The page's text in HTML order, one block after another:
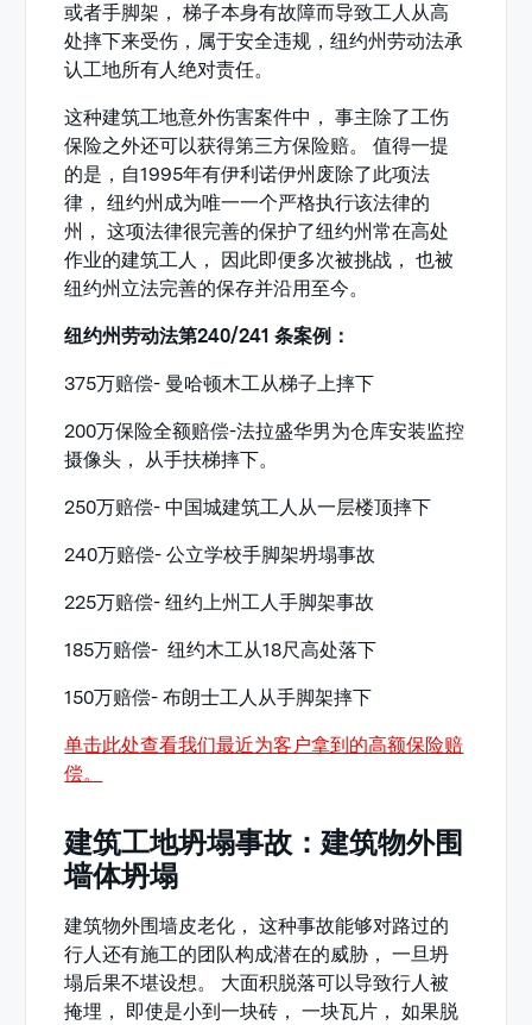
或者手脚架， 梯子本身有故障而导致工人从高
处摔下来受伤，属于安全违规，纽约州劳动法承
认工地所有人绝对责任。
这种建筑工地意外伤害案件中， 事主除了工伤
保险之外还可以获得第三方保险赔。 值得一提
的是，自1995年有伊利诺伊州废除了此项法
律， 纽约州成为唯一一个严格执行该法律的
州， 这项法律很完善的保护了纽约州常在高处
作业的建筑工人， 因此即便多次被挑战， 也被
纽约州立法完善的保存并沿用至今。
纽约州劳动法第240/241 条案例：
375万赔偿- 曼哈顿木工从梯子上摔下
200万保险全额赔偿-法拉盛华男为仓库安装监控
摄像头， 从手扶梯摔下。
250万赔偿- 中国城建筑工人从一层楼顶摔下
240万赔偿- 公立学校手脚架坍塌事故
225万赔偿- 纽约上州工人手脚架事故
185万赔偿- 纽约木工从18尺高处落下
150万赔偿- 布朗士工人从手脚架摔下
单击此处查看我们最近为客户拿到的高额保险赔
偿。
建筑工地坍塌事故：建筑物外围
墙体坍塌
建筑物外围墙皮老化， 这种事故能够对路过的
行人还有施工的团队构成潜在的威胁， 一旦坍
塌后果不堪设想。 大面积脱落可以导致行人被
掩埋， 即使是小到一块砖， 一块瓦片， 如果脱